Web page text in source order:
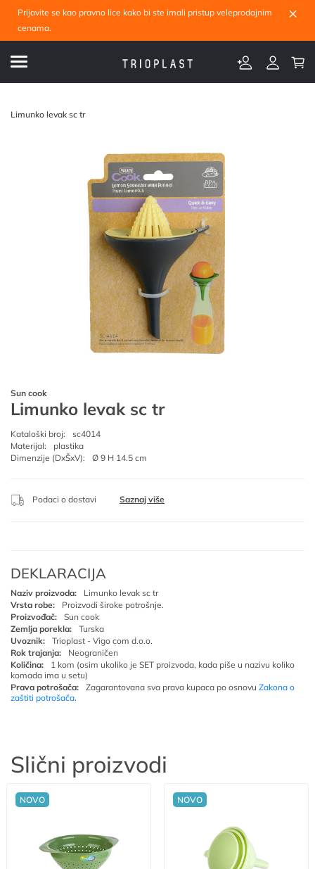
Prijavite se kao pravno lice kako bi ste imali pristup veleprodajnim
cenama.
×
Limunko levak sc tr
Sun cook
Limunko levak sc tr
Kataloški broj:
sc4014
Materijal:
plastika
Dimenzije (DxŠxV):
Ø 9 H 14.5 cm
Podaci o dostavi Saznaj više
DEKLARACIJA
Naziv proizvoda:
Limunko levak sc tr
Vrsta robe:
Proizvodi široke potrošnje.
Proizvođač:
Sun cook
Zemlja porekla:
Turska
Uvoznik:
Trioplast - Vigo com d.o.o.
Rok trajanja:
Neograničen
Količina:
1 kom (osim ukoliko je SET proizvoda, kada piše u nazivu koliko
komada ima u setu)
Prava potrošača:
Zagarantovana sva prava kupaca po osnovu Zakona o
zaštiti potrošača.
Slični proizvodi
NOVO NOVO